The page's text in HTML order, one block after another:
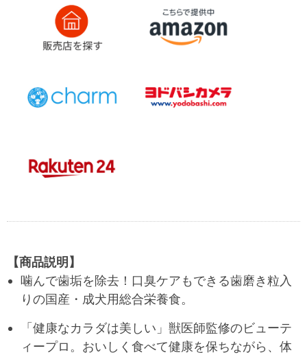
【商品説明】
噛んで歯垢を除去！口臭ケアもできる歯磨き粒入
りの国産・成犬用総合栄養食。
「健康なカラダは美しい」獣医師監修のビューテ
ィープロ。おいしく食べて健康を保ちながら、体